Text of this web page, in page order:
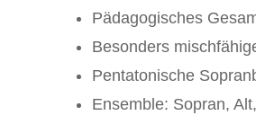
Pädagogisches
Besonders
Pentatonische
Ensemble: Sopran,